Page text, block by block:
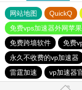
网站地图 QuickQ
免费vps加速器外网苹
免费跨墙软件
免费
永久不收费的vp加速器
雷霆加速
vp加速器